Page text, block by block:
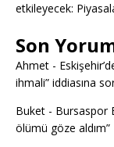
etkileyecek:
Son
Ahmet -
ihmali” iddiasına
Buket - Bursaspor
ölümü göze aldım”